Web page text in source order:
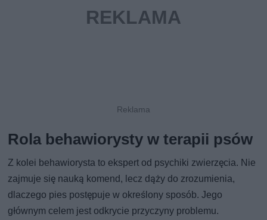
Rola behawiorysty w terapii psów
Z kolei behawiorysta to ekspert od psychiki zwierzęcia. Nie
zajmuje się nauką komend, lecz dąży do zrozumienia,
dlaczego pies postępuje w określony sposób. Jego
głównym celem jest odkrycie przyczyny problemu.